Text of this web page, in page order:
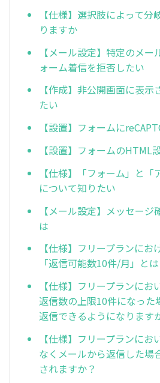
【仕様】選択肢によって分
りますか
【メール設定】特定のメ
ォーム着信を拒否したい
【作成】非公開画面に表
たい
【設置】フォームに
【設置】フォームのHTML
【仕様】「フォーム」と
について知りたい
【メール設定】メッセージ
は
【仕様】フリープランに
「返信可能数10件/月」と
【仕様】フリープランに
返信数の上限10件になった
返信できるようになります
【仕様】フリープランに
なくメールから返信した場
されますか？